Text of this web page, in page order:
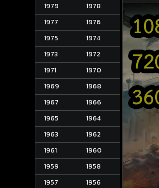
1979
1978
1977
1976
1975
1974
1973
1972
1971
1970
1969
1968
1967
1966
1965
1964
1963
1962
1961
1960
1959
1958
1957
1956